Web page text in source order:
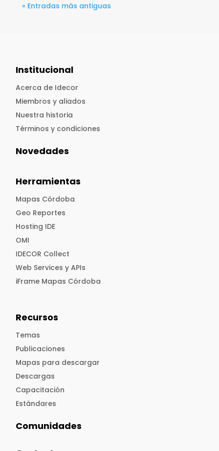
« Entradas más antiguas
Institucional
Acerca de Idecor
Miembros y aliados
Nuestra historia
Términos y condiciones
Novedades
Herramientas
Mapas Córdoba
Geo Reportes
Hosting IDE
OMI
IDECOR Collect
Web Services y APIs
iFrame Mapas Córdoba
Recursos
Temas
Publicaciones
Mapas para descargar
Descargas
Capacitación
Estándares
Comunidades